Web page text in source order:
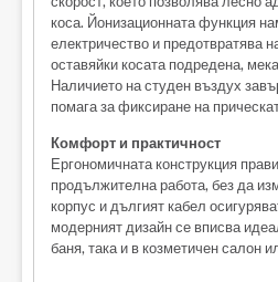
коса. Йонизационната функция
електричество и предотвратява
оставяйки косата подредена,
Наличието на студен въздух
помага за фиксиране на
Комфорт и практичност
Ергономичната конструкция
продължителна работа, без да
корпус и дългият кабел
модерният дизайн се вписва
баня, така и в козметичен салон